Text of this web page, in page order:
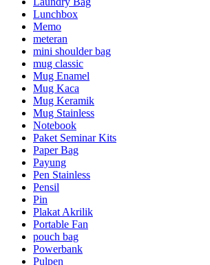
Lunchbox
Memo
meteran
mini shoulder bag
mug classic
Mug Enamel
Mug Kaca
Mug Keramik
Mug Stainless
Notebook
Paket Seminar Kits
Paper Bag
Payung
Pen Stainless
Pensil
Pin
Plakat Akrilik
Portable Fan
pouch bag
Powerbank
Pulpen